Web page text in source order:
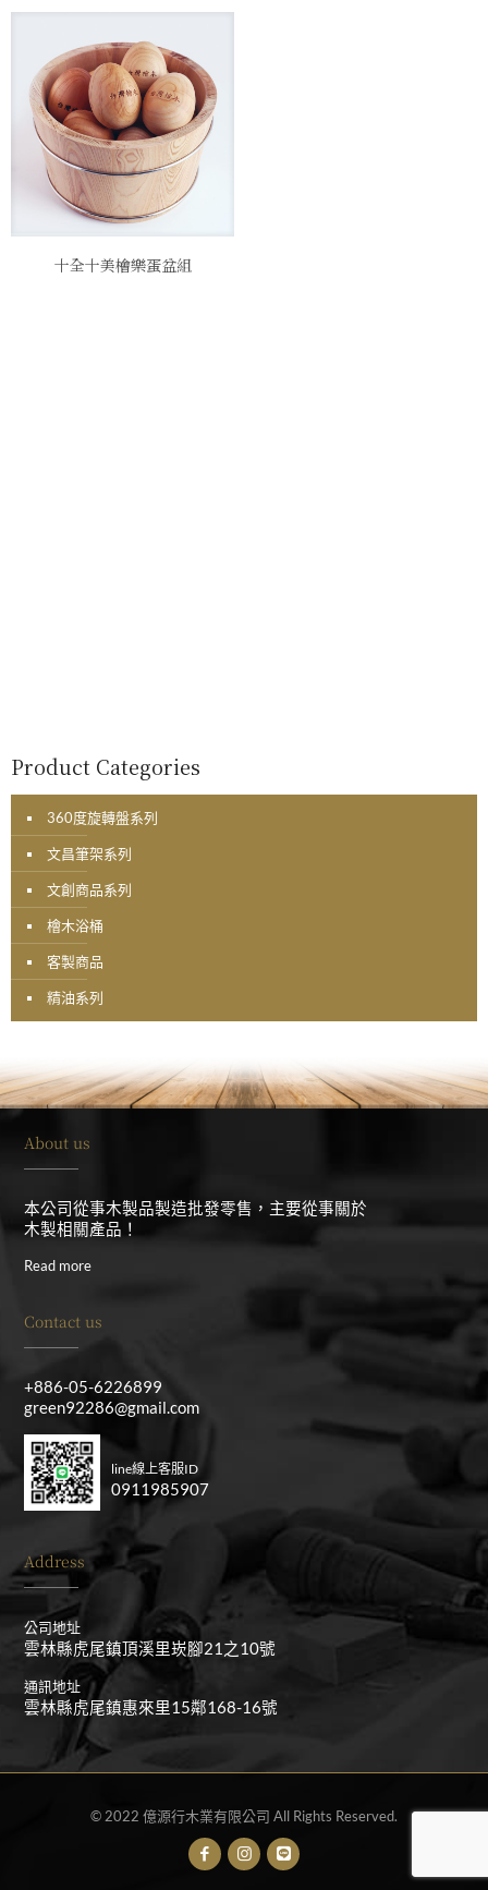
十全十美檜樂蛋盆組
Product Categories
360度旋轉盤系列
文昌筆架系列
文創商品系列
檜木浴桶
客製商品
精油系列
About us
本公司從事木製品製造批發零售，主要從事關於
木製相關產品！
Read more
Contact us
+886-05-6226899
green92286@gmail.com
line線上客服ID
0911985907
Address
公司地址
雲林縣虎尾鎮頂溪里崁腳21之10號
通訊地址
雲林縣虎尾鎮惠來里15鄰168-16號
© 2022 億源行木業有限公司 All Rights Reserved.